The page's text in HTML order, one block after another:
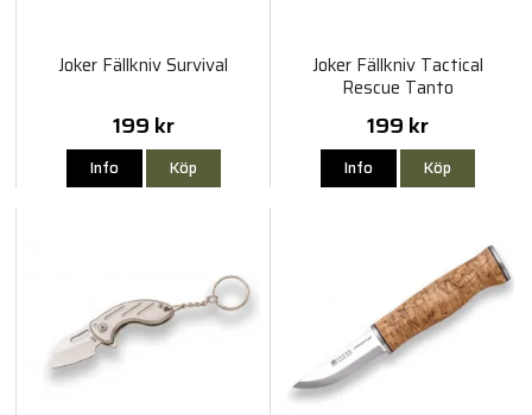
Joker Fällkniv Survival
199 kr
Info Köp
Joker Fällkniv Tactical
Rescue Tanto
199 kr
Info Köp